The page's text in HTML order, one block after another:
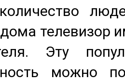
телевизор
Эту
можно